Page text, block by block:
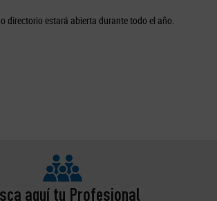
directorio estará abierta durante todo el año.
aquí tu Profesional